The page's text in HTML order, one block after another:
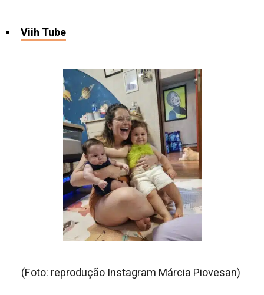
Viih Tube
(Foto: reprodução Instagram Márcia Piovesan)